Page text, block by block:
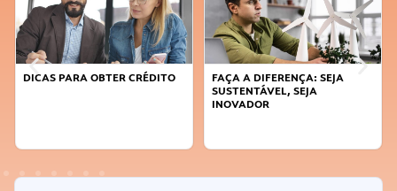
DICAS PARA OBTER CRÉDITO
FAÇA A DIFERENÇA: SEJA
SUSTENTÁVEL, SEJA
INOVADOR